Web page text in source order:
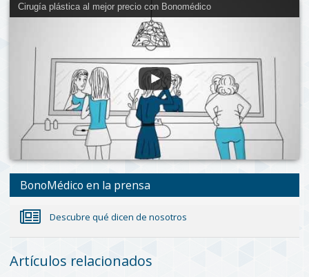
Cirugía plástica al mejor precio con Bonomédico
BonoMédico en la prensa
Descubre qué dicen de nosotros
Artículos relacionados